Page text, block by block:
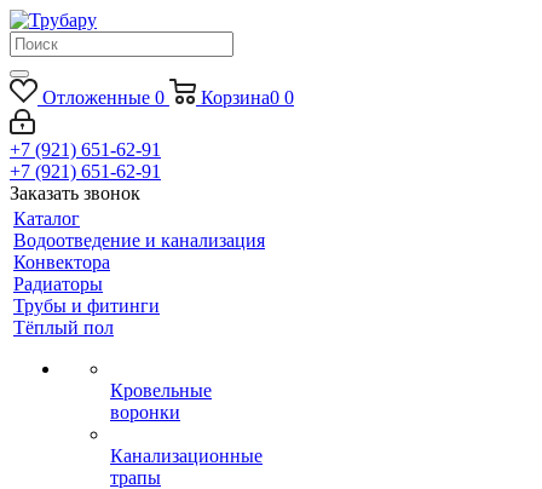
Отложенные 0 Корзина0 0
+7 (921) 651-62-91
+7 (921) 651-62-91
Заказать звонок
Каталог
Водоотведение и канализация
Конвектора
Радиаторы
Трубы и фитинги
Тёплый пол
Кровельные
воронки
Канализационные
трапы